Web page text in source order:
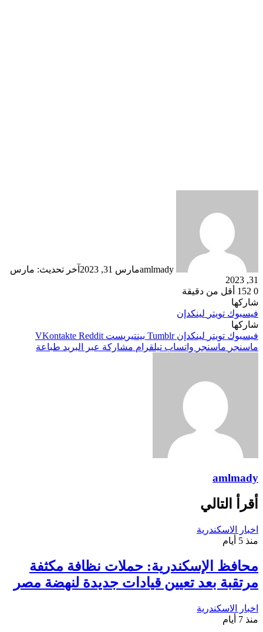
amlmadyمارس 31, 2023
آخر تحديث: مارس
31, 2023
0
أقل من دقيقة
شاركها
فيسبوك تويتر لينكدإن
شاركها
فيسبوك تويتر لينكدإن بينتيريست
ماسنجر ماسنجر واتساب تيلقرام مشاركة عبر البريد طباعة
amlmady
أقرأ التالي
اخبار الاسكندرية
منذ 5 أيام
محافظ الإسكندرية: حملات نظافة مكثفة
مرتقبة بعد تعيين قيادات جديدة لنهضة مصر
اخبار الاسكندرية
منذ 7 أيام